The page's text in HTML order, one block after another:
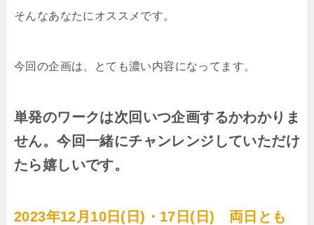
そんなあなたにオススメです。
今回の企画は、とても濃い内容になってます。
単発のワークは次回いつ企画するかわかりま
せん。今回一緒にチャンレンジしていただけ
たら嬉しいです。
2023年12月10日(日)・17日(日) 両日とも